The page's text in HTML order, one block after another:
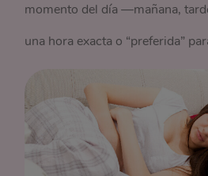
momento del día —mañana,
una hora exacta o “preferida”